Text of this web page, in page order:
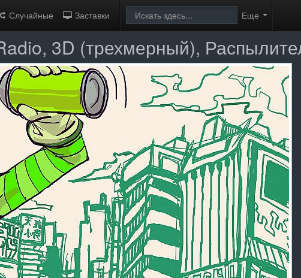
Случайные Заставки Еще
3D (трехмерный),